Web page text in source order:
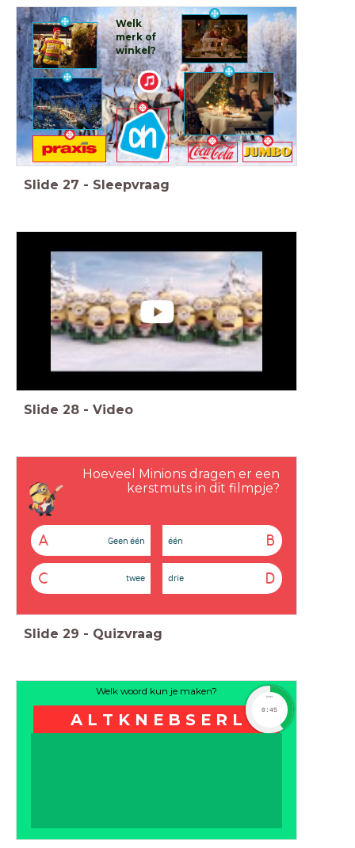
Welk
merk of
winkel?
Slide 27 - Sleepvraag
Slide 28 - Video
Hoeveel Minions dragen er een
kerstmuts in dit filmpje?
A Geen één B
één
C twee D
drie
Slide 29 - Quizvraag
Welk woord kun je maken?
A L T K N E B S E R L
timer
0:45